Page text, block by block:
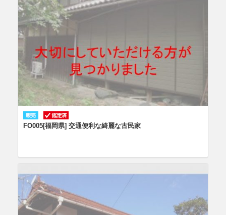
FO005[福岡県] 交通便利な綺麗な古民家